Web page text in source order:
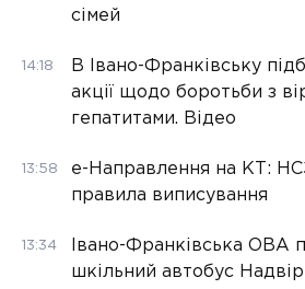
сімей
14:18
В Івано-Франківську
акції щодо боротьби з
гепатитами. Відео
13:58
е-Направлення на КТ:
правила виписування
13:34
Івано-Франківська ОВА
шкільний автобус